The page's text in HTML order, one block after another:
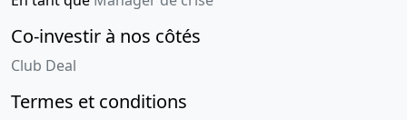
Co-investir à nos côtés
Club Deal
Termes et conditions